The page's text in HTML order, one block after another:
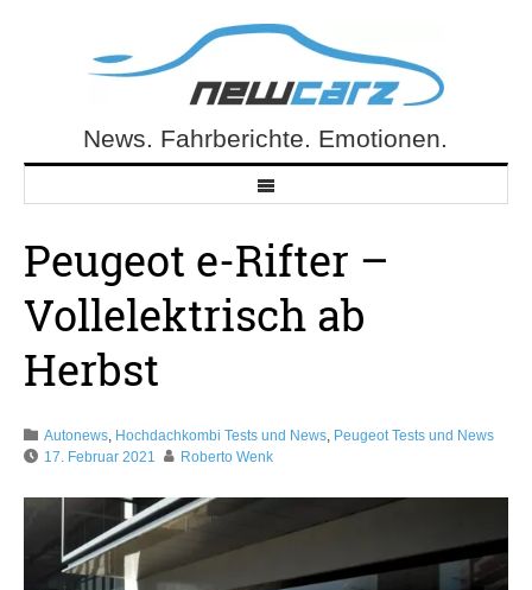
NewCarz.deNews. Fahrberichte. Emotionen.
Peugeot e-Rifter –
Vollelektrisch ab
Herbst
Autonews, Hochdachkombi Tests und News, Peugeot Tests und News
17. Februar 2021
Roberto Wenk